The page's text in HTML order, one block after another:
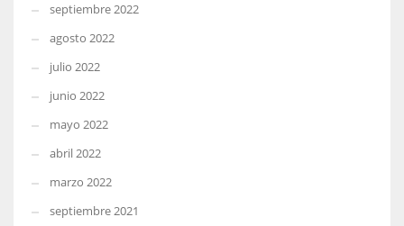
septiembre 2022
agosto 2022
julio 2022
junio 2022
mayo 2022
abril 2022
marzo 2022
septiembre 2021